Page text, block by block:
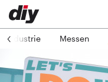
Industrie Messen